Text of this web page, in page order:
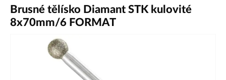
Brusné tělísko Diamant STK kulovité
8x70mm/6 FORMAT